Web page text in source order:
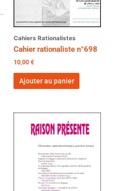
Cahiers Rationalistes
Cahier rationaliste n°698
10,00 €
Ajouter au panier